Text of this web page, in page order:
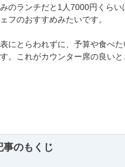
のランチだと1人7000円くら
フのおすすめみたいです。
にとらわれずに、予算や食べ
。これがカウンター席の良いと
事のもくじ